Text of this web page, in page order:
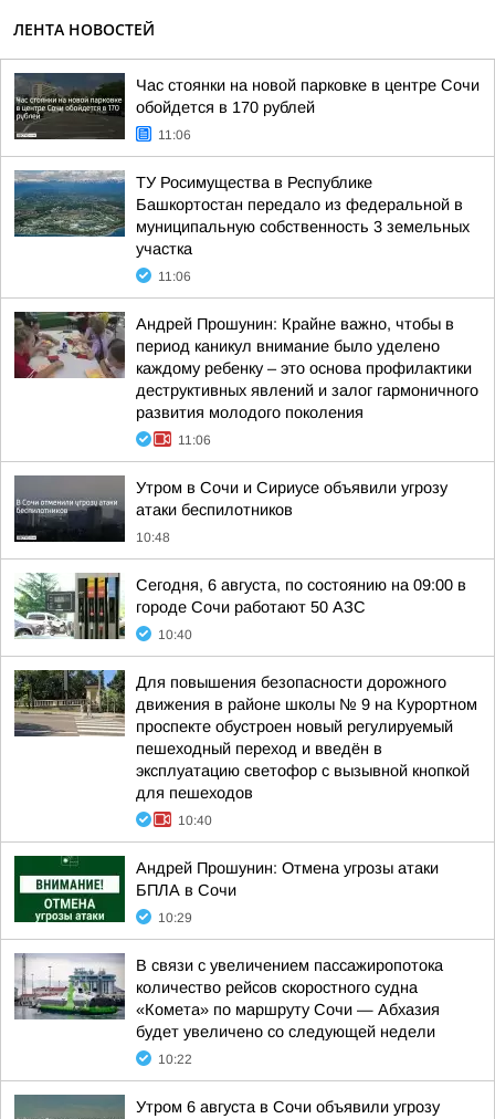
ЛЕНТА НОВОСТЕЙ
Час стоянки на новой парковке в центре Сочи
обойдется в 170 рублей
11:06
ТУ Росимущества в Республике
Башкортостан передало из федеральной в
муниципальную собственность 3 земельных
участка
11:06
Андрей Прошунин: Крайне важно, чтобы в
период каникул внимание было уделено
каждому ребенку – это основа профилактики
деструктивных явлений и залог гармоничного
развития молодого поколения
11:06
Утром в Сочи и Сириусе объявили угрозу
атаки беспилотников
10:48
Сегодня, 6 августа, по состоянию на 09:00 в
городе Сочи работают 50 АЗС
10:40
Для повышения безопасности дорожного
движения в районе школы № 9 на Курортном
проспекте обустроен новый регулируемый
пешеходный переход и введён в
эксплуатацию светофор с вызывной кнопкой
для пешеходов
10:40
Андрей Прошунин: Отмена угрозы атаки
БПЛА в Сочи
10:29
В связи с увеличением пассажиропотока
количество рейсов скоростного судна
«Комета» по маршруту Сочи — Абхазия
будет увеличено со следующей недели
10:22
Утром 6 августа в Сочи объявили угрозу